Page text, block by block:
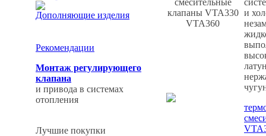
Дополняющие изделия
Рекомендации
Монтаж регулирующего
клапана
и привода в системах
отопления
Лучшие покупки
и